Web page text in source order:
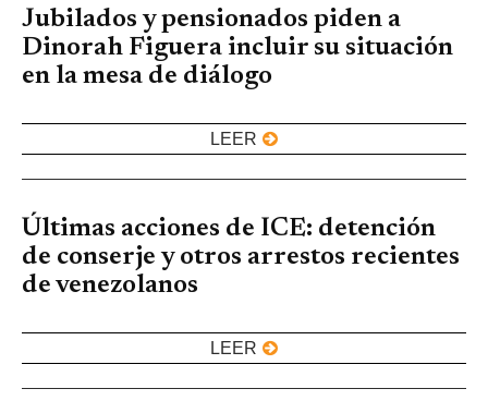
Jubilados y pensionados piden a
Dinorah Figuera incluir su situación
en la mesa de diálogo
LEER
Últimas acciones de ICE: detención
de conserje y otros arrestos recientes
de venezolanos
LEER